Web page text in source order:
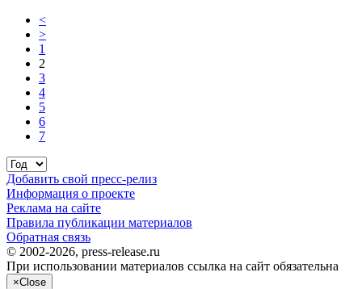
<
>
1
2
3
4
5
6
7
Добавить свой пресс-релиз
Информация о проекте
Реклама на сайте
Правила публикации материалов
Обратная связь
© 2002-2026, press-release.ru
При использовании материалов ссылка на сайт обязательна
×Close